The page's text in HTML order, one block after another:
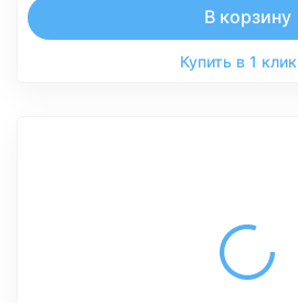
В корзину
Купить в 1 клик